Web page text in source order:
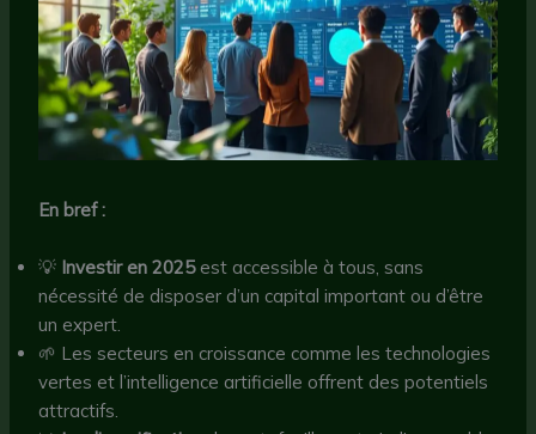
En bref :
💡 Investir en 2025est accessible à tous, sans
nécessité de disposer d’un capital important ou d’être
un expert.
🌱 Les secteurs en croissance comme les technologies
vertes et l’intelligence artificielle offrent des potentiels
attractifs.